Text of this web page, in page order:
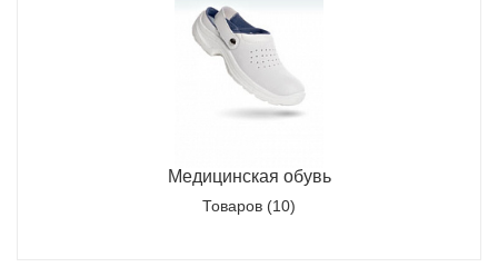
Медицинская обувь
Товаров (10)